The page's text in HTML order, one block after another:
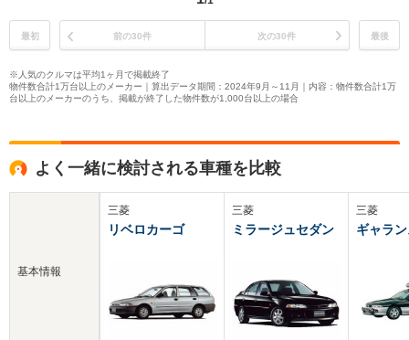
最初 前の30件 次の30件 最後
※人気のクルマは平均1ヶ月で掲載終了
物件数合計1万台以上のメーカー｜算出データ期間：2024年9月～11月｜内容：物件数合計1万
台以上のメーカーのうち、掲載が終了した物件数が1,000台以上の場合
よく一緒に検討される車種を比較
基本情報
三菱
リベロカーゴ
三菱
ミラージュセダン
三菱
ギャラ